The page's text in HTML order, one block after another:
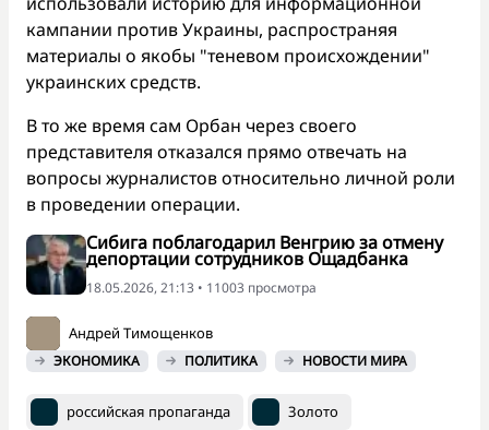
кампании против Украины, распространяя
материалы о якобы "теневом происхождении"
украинских средств.
В то же время сам Орбан через своего
представителя отказался прямо отвечать на
вопросы журналистов относительно личной роли
в проведении операции.
Сибига поблагодарил Венгрию за отмену
депортации сотрудников Ощадбанка
18.05.2026, 21:13 • 11003 просмотра
Андрей Тимощенков
ЭКОНОМИКА ПОЛИТИКА НОВОСТИ МИРА
российская пропаганда Золото